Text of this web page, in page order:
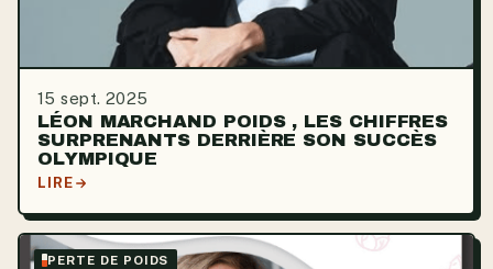
15 sept. 2025
LÉON MARCHAND POIDS , LES CHIFFRES
SURPRENANTS DERRIÈRE SON SUCCÈS
OLYMPIQUE
LIRE
PERTE DE POIDS